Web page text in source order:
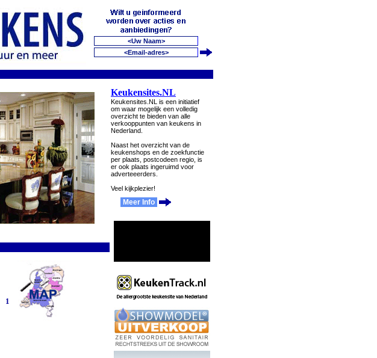
1
Keukensites.NL
Keukensites.NL is een initiatief
om waar mogelijk een volledig
overzicht te bieden van alle
verkooppunten van keukens in
Nederland.
Naast het overzicht van de
keukenshops en de zoekfunctie
per plaats, postcodeen regio, is
er ook plaats ingeruimd voor
adverteeerders.
Veel kijkplezier!
Meer Info